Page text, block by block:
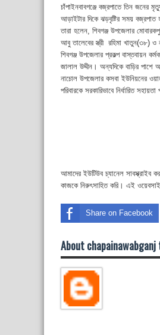
চাঁপাইনবাবগঞ্জে বজ্রপাতে তিন
আড়াইটার দিকে ঝড়বৃষ্টির সময় বজ্রপাত
তারা হলেন, শিবগঞ্জ উপজেলার
আবু তালেবের স্ত্রী রহিমা খাতুন(৩৮)
শিবগঞ্জ উপজেলার প্রকল্প বাস্তবায়ন
জালাল উদ্দীন। অন্যদিকে বাড়ির
নাচোল উপজেলার কসবা ইউনিয়নের
পরিবারকে সরকারিভাবে নির্ধারিত
আমাদের ইউটিউব চ্যানেল
কাজকে নিরুৎসাহিত করি। এই
Share on Facebook
About chapainawabganj